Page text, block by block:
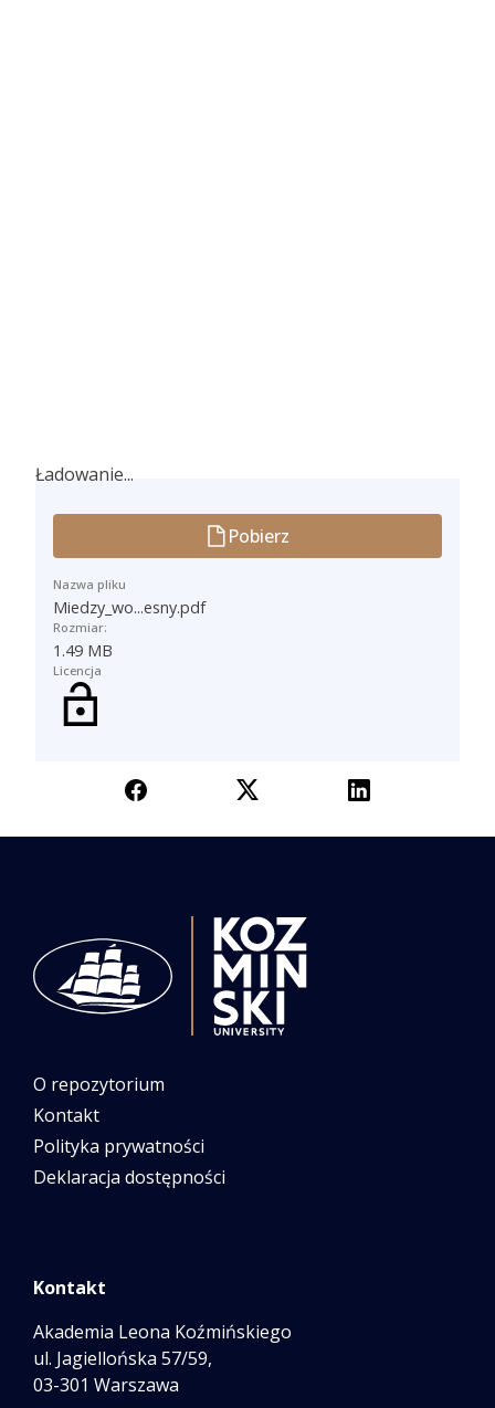
Ładowanie...
Ładowanie...
Pobierz
Nazwa pliku
Miedzy_wo...esny.pdf
Rozmiar:
1.49 MB
Licencja
O repozytorium
Kontakt
Polityka prywatności
Deklaracja dostępności
Kontakt
Akademia Leona Koźmińskiego
ul. Jagiellońska 57/59,
03-301 Warszawa